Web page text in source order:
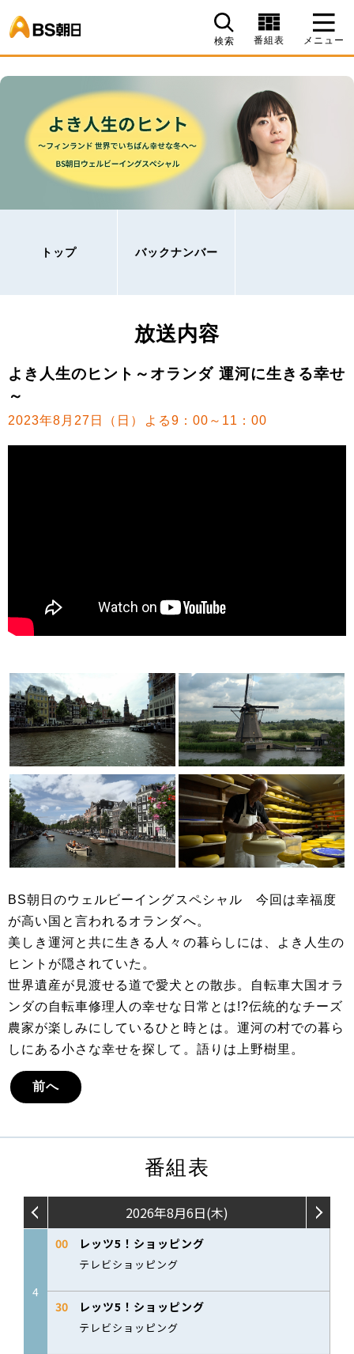
検索 番組表 メニュー
トップ バックナンバー
放送内容
よき人生のヒント～オランダ 運河に生きる幸せ
～
2023年8月27日（日）よる9：00～11：00
BS朝日のウェルビーイングスペシャル 今回は幸福度
が高い国と言われるオランダへ。
美しき運河と共に生きる人々の暮らしには、よき人生の
ヒントが隠されていた。
世界遺産が見渡せる道で愛犬との散歩。自転車大国オラ
ンダの自転車修理人の幸せな日常とは!?伝統的なチーズ
農家が楽しみにしているひと時とは。運河の村での暮ら
しにある小さな幸せを探して。語りは上野樹里。
前へ
番組表